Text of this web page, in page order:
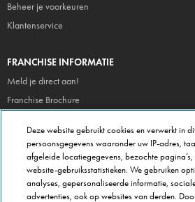
Beheer je voorkeuren
Klantenservice
FRANCHISE INFORMATIE
Meld je direct aan!
Franchise Brochure
OVER DOMINOS
Newsroom
Werken bij Domino's
Deze website gebruikt cookies en verwerkt in
persoonsgegevens waaronder uw IP-adres,
afgeleide locatiegegevens, bezochte
website-gebruiksstatistieken. We gebruiken
analyses, gepersonaliseerde informatie,
advertenties, ook op websites van derden.